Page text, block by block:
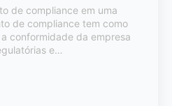
de compliance em uma
de compliance tem como
conformidade da empresa
e…